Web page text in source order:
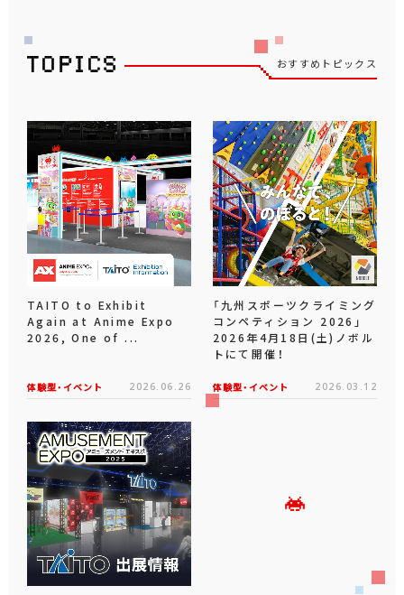
おすすめトピックス
TAITO to Exhibit
Again at Anime Expo
2026, One of ...
体験型・イベント 2026.06.26
「九州スポーツクライミング
コンペティション 2026」
2026年4月18日(土)ノボル
トにて開催！
体験型・イベント 2026.03.12